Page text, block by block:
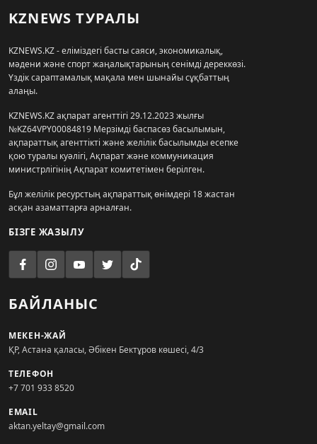
KZNEWS ТУРАЛЫ
KZNEWS.KZ - еліміздегі басты саяси, экономикалық,
мәдени және спорт жаңалықтарының сенімді дереккөзі.
Үздік сараптамалық мақала мен шынайы сұқбаттың
алаңы.
KZNEWS.KZ ақпарат агенттігі 29.12.2023 жылғы
№KZ64VPY00084819 Мерзімді баспасөз басылымын,
ақпараттық агенттікті және желілік басылымды есепке
қою туралы куәлігі, Ақпарат және коммуникация
министрлігінің Ақпарат комитетімен берілген.
Бұл желілік ресурстың ақпараттық өнімдері 18 жастан
асқан азаматтарға арналған.
БІЗГЕ ЖАЗЫЛУ
БАЙЛАНЫС
МЕКЕН-ЖАЙ
ҚР, Астана қаласы, Әбікен Бектұров көшесі, 4/3
ТЕЛЕФОН
+7 701 933 8520
EMAIL
aktan.yeltay@gmail.com